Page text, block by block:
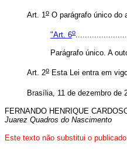
Art. 1oO parágrafo único do
"Art. 6o
Parágrafo único. A
Art. 2oEsta Lei entra em
Brasília, 11 de dezembro de
FERNANDO HENRIQUE
Juarez Quadros do Nascimento
Este texto não substitui o